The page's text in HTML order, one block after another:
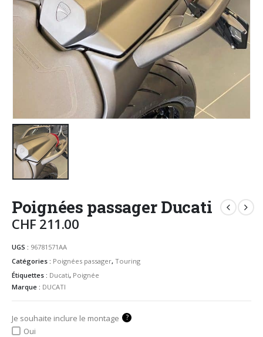
Poignées passager Ducati
CHF 211.00
UGS : 96781571AA
Catégories : Poignées passager, Touring
Étiquettes : Ducati, Poignée
Marque : DUCATI
Je souhaite inclure le montage ?
Oui